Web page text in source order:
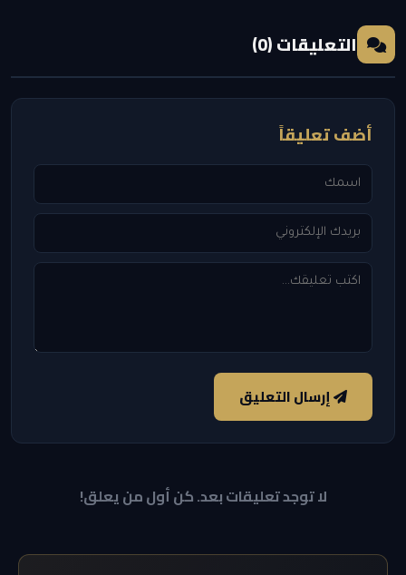
التعليقات (0)
أضف تعليقاً
إرسال التعليق
لا توجد تعليقات بعد. كن أول من يعلق!